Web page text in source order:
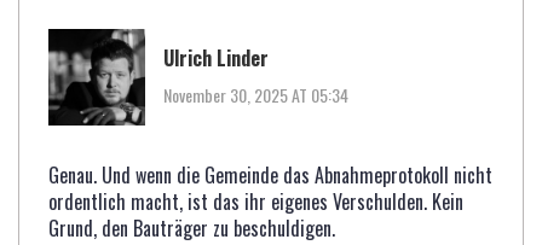
Ulrich Linder
November 30, 2025 AT 05:34
Genau. Und wenn die Gemeinde das Abnahmeprotokoll nicht
ordentlich macht, ist das ihr eigenes Verschulden. Kein
Grund, den Bauträger zu beschuldigen.